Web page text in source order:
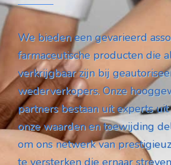
We bieden een gevarieerd
farmaceutische producten die
verkrijgbaar zijn bij
wederverkopers. Onze
partners bestaan uit experts
onze waarden en toewijding
om ons netwerk van
te versterken die ernaar